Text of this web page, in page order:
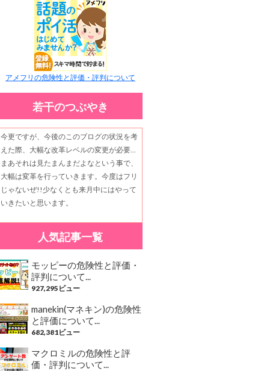
アメフリの危険性と評価・評判について
若干のつぶやき
今更ですが、今後のこのブログの状況を考
えた際、大幅な改革レベルの変更が必要…
まあそれは見たまんまだよなという事で、
大幅は変革を行っていきます。今度はフリ
じゃないぜ!!少なくとも来月中にはやって
いきたいと思います。
人気記事一覧
モッピーの危険性と評価・
評判について...
927,295ビュー
manekin(マネキン)の危険性
と評価について...
682,381ビュー
マクロミルの危険性と評
価・評判について...